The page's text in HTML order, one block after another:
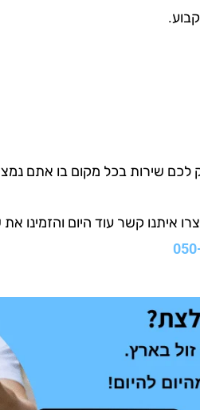
קבוע.
לכם שירות בכל מקום בו אתם
קשר עוד היום והזמינו את